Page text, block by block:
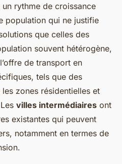
rythme de croissance
population qui ne justifie
que celles des
souvent hétérogène,
de transport en
tels que des
zones résidentielles et
villes intermédiaires ont
existantes qui peuvent
notamment en termes de